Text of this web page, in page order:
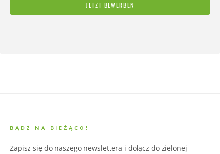
JETZT BEWERBEN
BĄDŹ NA BIEŻĄCO!
Zapisz się do naszego newslettera i dołącz do zielonej